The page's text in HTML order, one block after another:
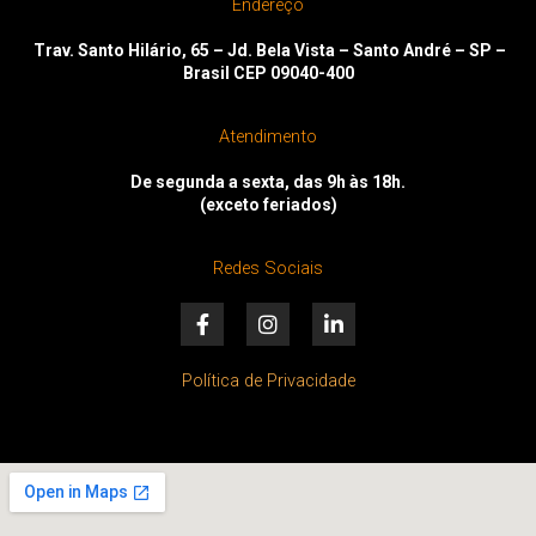
Endereço
Trav. Santo Hilário, 65 – Jd. Bela Vista – Santo André – SP –
Brasil CEP 09040-400
Atendimento
De segunda a sexta, das 9h às 18h.
(exceto feriados)
Redes Sociais
F
a
e
k
I
n
t
a
i
k
n
Política de Privacidade